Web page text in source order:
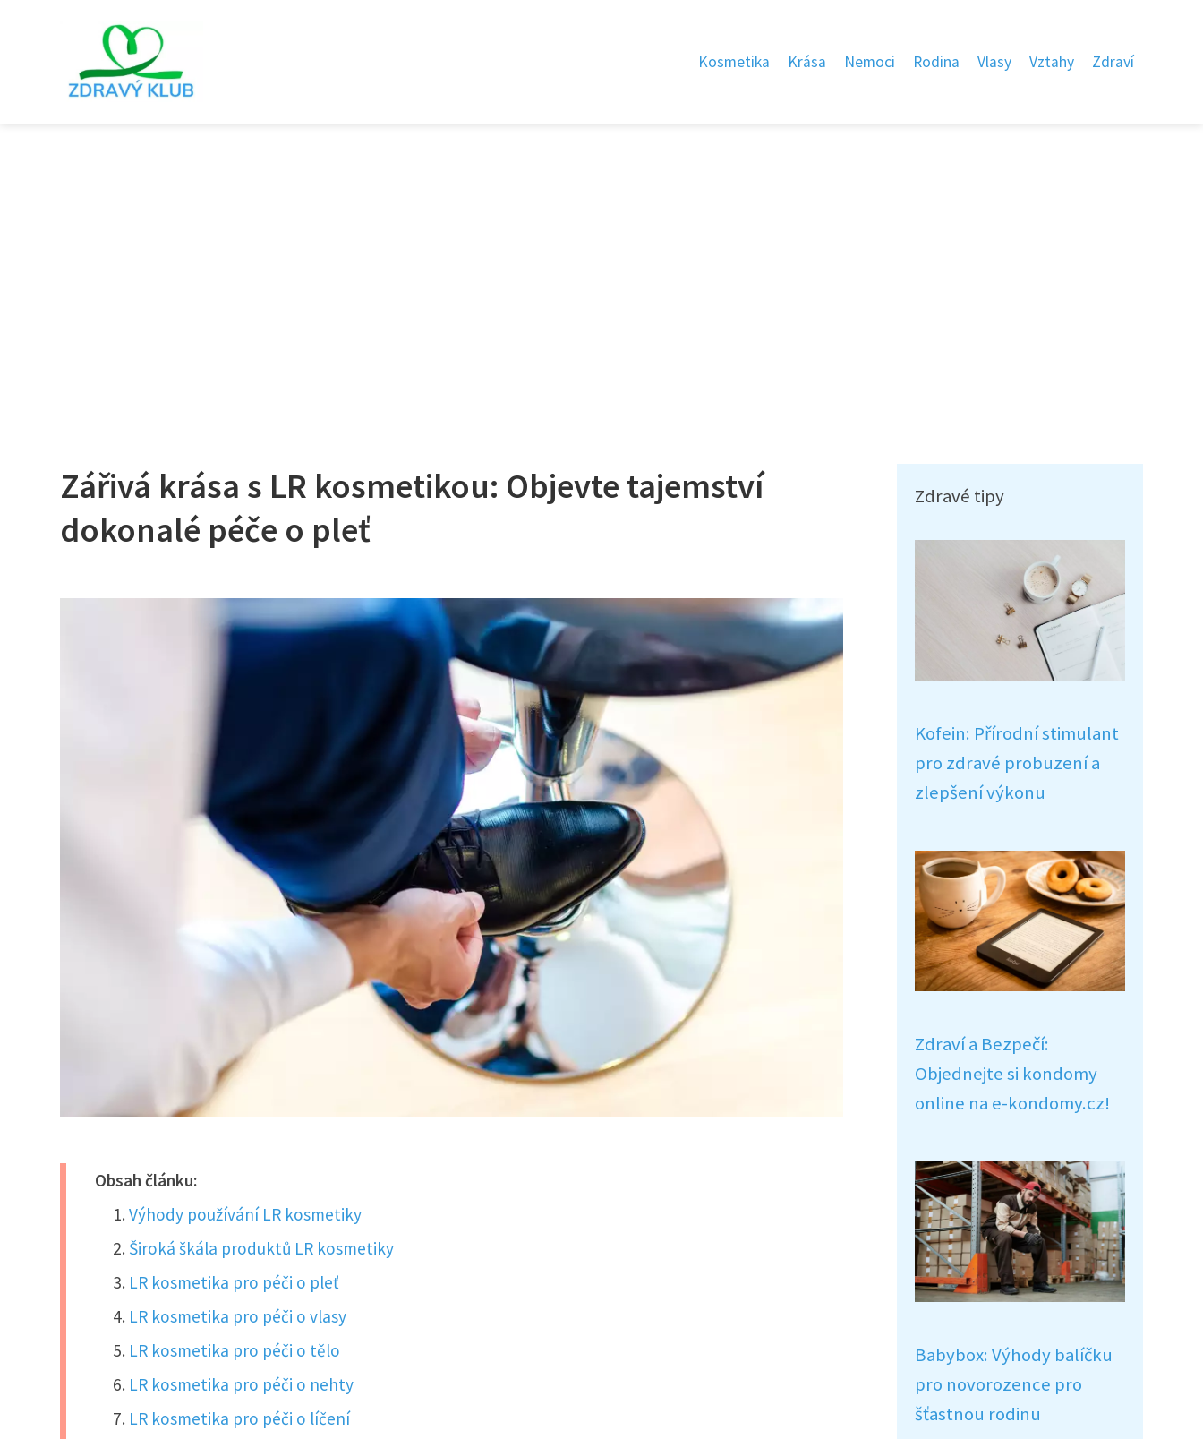
Kosmetika Krása Nemoci Rodina Vlasy Vztahy Zdraví
Zářivá krása s LR kosmetikou: Objevte tajemství
dokonalé péče o pleť
Obsah článku:
Výhody používání LR kosmetiky
Široká škála produktů LR kosmetiky
LR kosmetika pro péči o pleť
LR kosmetika pro péči o vlasy
LR kosmetika pro péči o tělo
LR kosmetika pro péči o nehty
LR kosmetika pro péči o líčení
Zdravé tipy
Kofein: Přírodní stimulant
pro zdravé probuzení a
zlepšení výkonu
Zdraví a Bezpečí:
Objednejte si kondomy
online na e-kondomy.cz!
Babybox: Výhody balíčku
pro novorozence pro
šťastnou rodinu